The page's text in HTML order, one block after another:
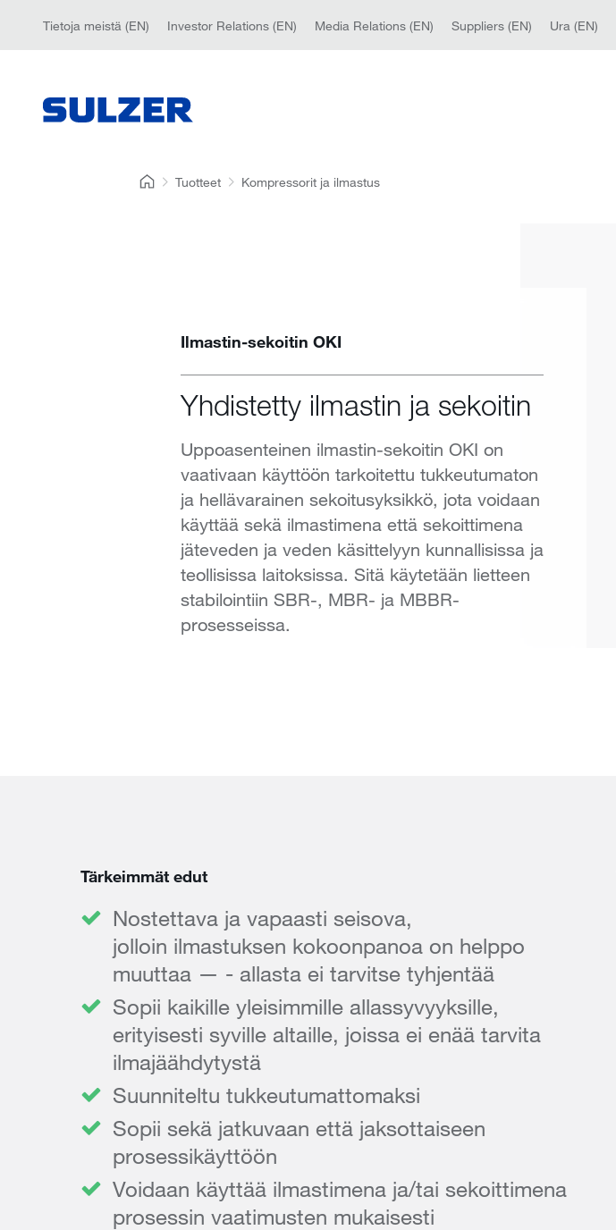
Tietoja meistä (EN) Investor Relations (EN) Media Relations (EN) Suppliers (EN) Ura (EN)
Tuotteet Kompressorit ja ilmastus
Ilmastin-sekoitin OKI
Yhdistetty ilmastin ja sekoitin
Uppoasenteinen ilmastin-sekoitin OKI on
vaativaan käyttöön tarkoitettu tukkeutumaton
ja hellävarainen sekoitusyksikkö, jota voidaan
käyttää sekä ilmastimena että sekoittimena
jäteveden ja veden käsittelyyn kunnallisissa ja
teollisissa laitoksissa. Sitä käytetään lietteen
stabilointiin SBR-, MBR- ja MBBR-
prosesseissa.
Tärkeimmät edut
Nostettava ja vapaasti seisova,
jolloin ilmastuksen kokoonpanoa on helppo
muuttaa — - allasta ei tarvitse tyhjentää
Sopii kaikille yleisimmille allassyvyyksille,
erityisesti syville altaille, joissa ei enää tarvita
ilmajäähdytystä
Suunniteltu tukkeutumattomaksi
Sopii sekä jatkuvaan että jaksottaiseen
prosessikäyttöön
Voidaan käyttää ilmastimena ja/tai sekoittimena
prosessin vaatimusten mukaisesti